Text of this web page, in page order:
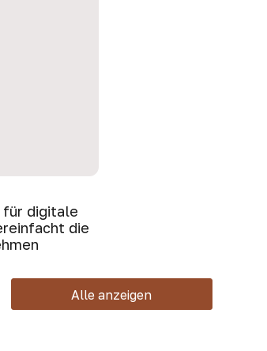
für digitale
die
Alle anzeigen